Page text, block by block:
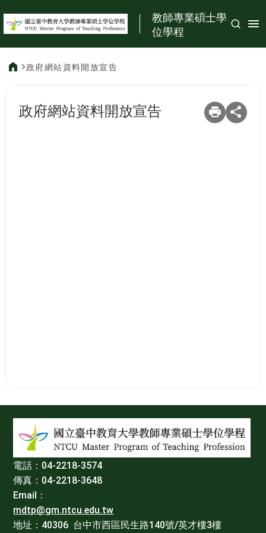
教師專業碩士學
位學程
政府網站資料開放宣告
政府網站資料開放宣告
電話：04-2218-3574
傳真：04-2218-3648
Email：
mdtp@gm.ntcu.edu.tw
地址：40306 台中市西區民生路140號/英才樓3樓